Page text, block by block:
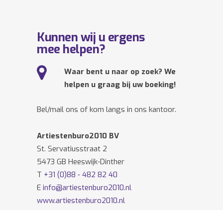
Kunnen wij u ergens
mee helpen?
Waar bent u naar op zoek? We
helpen u graag bij uw boeking!
Bel/mail ons of kom langs in ons kantoor.
Artiestenburo2010 BV
St. Servatiusstraat 2
5473 GB Heeswijk-Dinther
T +31 (0)88 - 482 82 40
E info@artiestenburo2010.nl
www.artiestenburo2010.nl